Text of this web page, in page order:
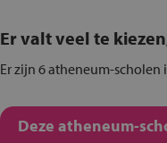
Er valt veel te
Er zijn 6 atheneum-
Deze atheneum-